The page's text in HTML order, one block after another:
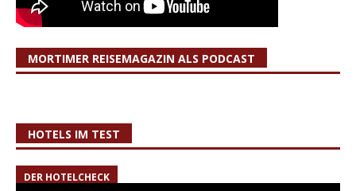
MORTIMER REISEMAGAZIN ALS PODCAST
HOTELS IM TEST
DER HOTELCHECK